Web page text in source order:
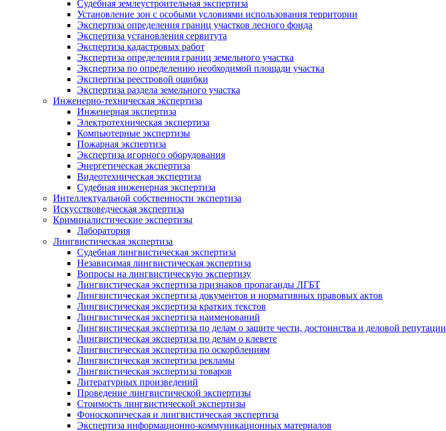
Судебная землеустроительная экспертиза
Установление зон с особыми условиями использования территории
Экспертиза определения границ участков лесного фонда
Экспертиза установления сервитута
Экспертиза кадастровых работ
Экспертиза определения границ земельного участка
Экспертиза по определению необходимой площади участка
Экспертиза реестровой ошибки
Экспертиза раздела земельного участка
Инженерно-техническая экспертиза
Инженерная экспертиза
Электротехническая экспертиза
Компьютерные экспертизы
Пожарная экспертиза
Экспертиза игорного оборудования
Энергетическая экспертиза
Видеотехническая экспертиза
Судебная инженерная экспертиза
Интеллектуальной собственности экспертиза
Искусствоведческая экспертиза
Криминалистические экспертизы
Лаборатория
Лингвистическая экспертиза
Судебная лингвистическая экспертиза
Независимая лингвистическая экспертиза
Вопросы на лингвистическую экспертизу
Лингвистическая экспертиза признаков пропаганды ЛГБТ
Лингвистическая экспертиза документов и нормативных правовых актов
Лингвистическая экспертиза кратких текстов
Лингвистическая экспертиза наименований
Лингвистическая экспертиза по делам о защите чести, достоинства и деловой репутации
Лингвистическая экспертиза по делам о клевете
Лингвистическая экспертиза по оскорблениям
Лингвистическая экспертиза рекламы
Лингвистическая экспертиза товаров
Литературных произведений
Проведение лингвистической экспертизы
Стоимость лингвистической экспертизы
Фоноскопическая и лингвистическая экспертиза
Экспертиза информационно-коммуникационных материалов